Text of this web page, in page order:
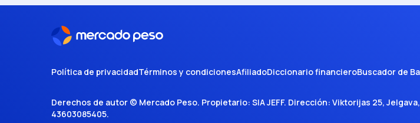
Política de privacidadTérminos y condicionesAfiliadoDiccionario financieroBuscador de
Derechos de autor © Mercado Peso. Propietario: SIA JEFF. Dirección: Viktorijas 25,
43603085405.